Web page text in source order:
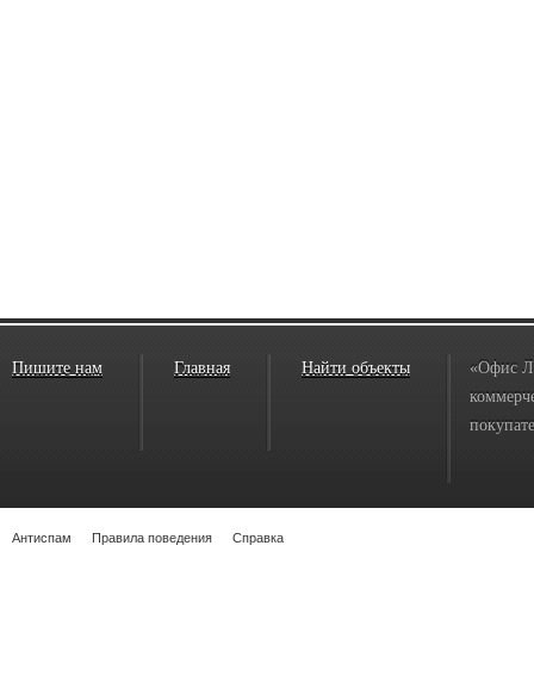
Пишите нам Главная Найти объекты
«Офис
Антиспам Правила поведения Справка